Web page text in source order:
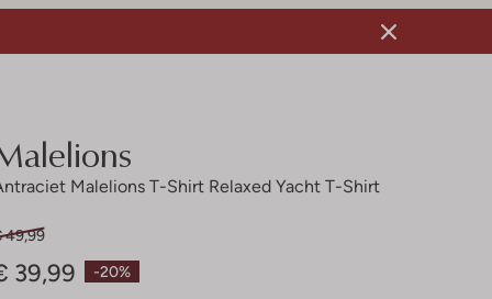
Malelions T-Shirt Relaxed Yacht T-Shirt
-20%
49,99
39,99